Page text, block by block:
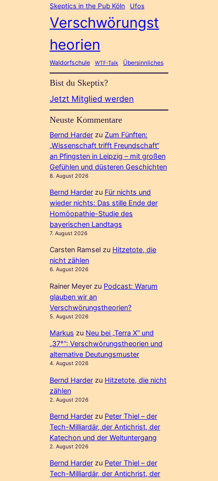
Skeptics in the Pub Köln Ufos
Verschwörungst
heorien
Waldorfschule WTF-Talk Übersinnliches
Bist du Skeptix?
Jetzt Mitglied werden
Neuste Kommentare
Bernd Harder zuZum Fünften:
„Wissenschaft trifft Freundschaft“
an Pfingsten in Leipzig – mit großen
Gefühlen und düsteren Geschichten
8. August 2026
Bernd Harder zu Für nichts und
wieder nichts: Das stille Ende der
Homöopathie-Studie des
bayerischen Landtags
7. August 2026
Carsten Ramsel zu Hitzetote, die
nicht zählen
6. August 2026
Rainer Meyer zu Podcast: Warum
glauben wir an
Verschwörungstheorien?
5. August 2026
Markus zu Neu bei „Terra X“ und
„37°“: Verschwörungstheorien und
alternative Deutungsmuster
4. August 2026
Bernd Harder zu Hitzetote, die nicht
zählen
2. August 2026
Bernd Harder zu Peter Thiel – der
Tech-Milliardär, der Antichrist, der
Katechon und der Weltuntergang
2. August 2026
Bernd Harder zu Peter Thiel – der
Tech-Milliardär, der Antichrist, der